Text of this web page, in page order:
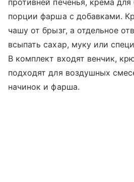
порции фарша с добавками.
чашу от брызг, а отдельное
всыпать сахар, муку или
В комплект входят венчик,
подходят для воздушных
начинок и фарша.